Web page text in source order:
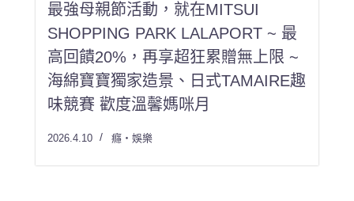
最強母親節活動，就在MITSUI
SHOPPING PARK LALAPORT ~ 最
高回饋20%，再享超狂累贈無上限 ~
海綿寶寶獨家造景、日式TAMAIRE趣
味競賽 歡度溫馨媽咪月
2026.4.10 癮・娛樂